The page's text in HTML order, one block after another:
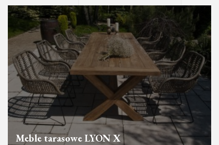
Meble tarasowe LYON X